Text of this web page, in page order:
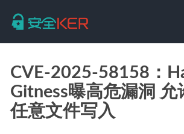
CVE-2025-58158：
Gitness曝高危漏洞 允
任意文件写入